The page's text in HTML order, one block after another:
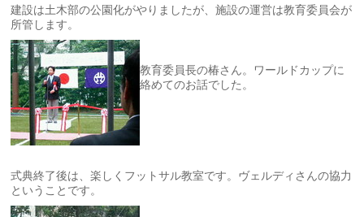
建設は土木部の公園化がやりましたが、施設の運営は教育委員会が
所管します。
教育委員長の椿さん。ワールドカップに
絡めてのお話でした。
式典終了後は、楽しくフットサル教室です。ヴェルディさんの協力
ということです。